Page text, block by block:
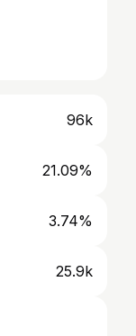
96k
21.09%
3.74%
25.9k